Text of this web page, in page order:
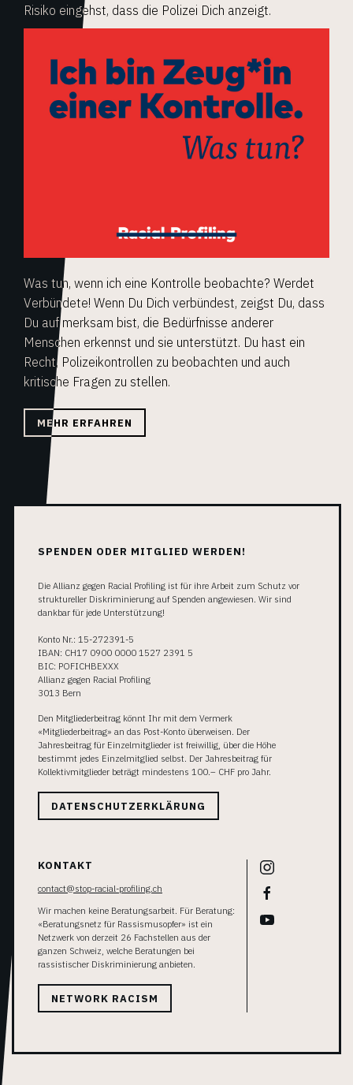
Risiko eingehst, dass die Polizei Dich anzeigt.
Was tun, wenn ich eine Kontrolle beobachte? Werdet
Verbündete! Wenn Du Dich verbündest, zeigst Du, dass
Du auf merksam bist, die Bedürfnisse anderer
Menschen erkennst und sie unterstützt. Du hast ein
Recht, Polizeikontrollen zu beobachten und auch
kritische Fragen zu stellen.
MEHR ERFAHREN
SPENDEN ODER MITGLIED WERDEN!
Die Allianz gegen Racial Profiling ist für ihre Arbeit zum Schutz vor
struktureller Diskriminierung auf Spenden angewiesen. Wir sind
dankbar für jede Unterstützung!
Konto Nr.: 15-272391-5
IBAN: CH17 0900 0000 1527 2391 5
BIC: POFICHBEXXX
Allianz gegen Racial Profiling
3013 Bern
Den Mitgliederbeitrag könnt Ihr mit dem Vermerk
«Mitgliederbeitrag» an das Post-Konto überweisen. Der
Jahresbeitrag für Einzelmitglieder ist freiwillig, über die Höhe
bestimmt jedes Einzelmitglied selbst. Der Jahresbeitrag für
Kollektivmitglieder beträgt mindestens 100.– CHF pro Jahr.
DATENSCHUTZERKLÄRUNG
KONTAKT
contact@stop-racial-profiling.ch
Wir machen keine Beratungsarbeit. Für Beratung:
«Beratungsnetz für Rassismusopfer» ist ein
Netzwerk von derzeit 26 Fachstellen aus der
ganzen Schweiz, welche Beratungen bei
rassistischer Diskriminierung anbieten.
NETWORK RACISM